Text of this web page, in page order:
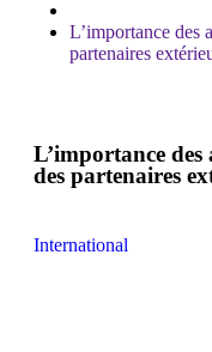
L’importance des
partenaires
L’importance des
des partenaires
International